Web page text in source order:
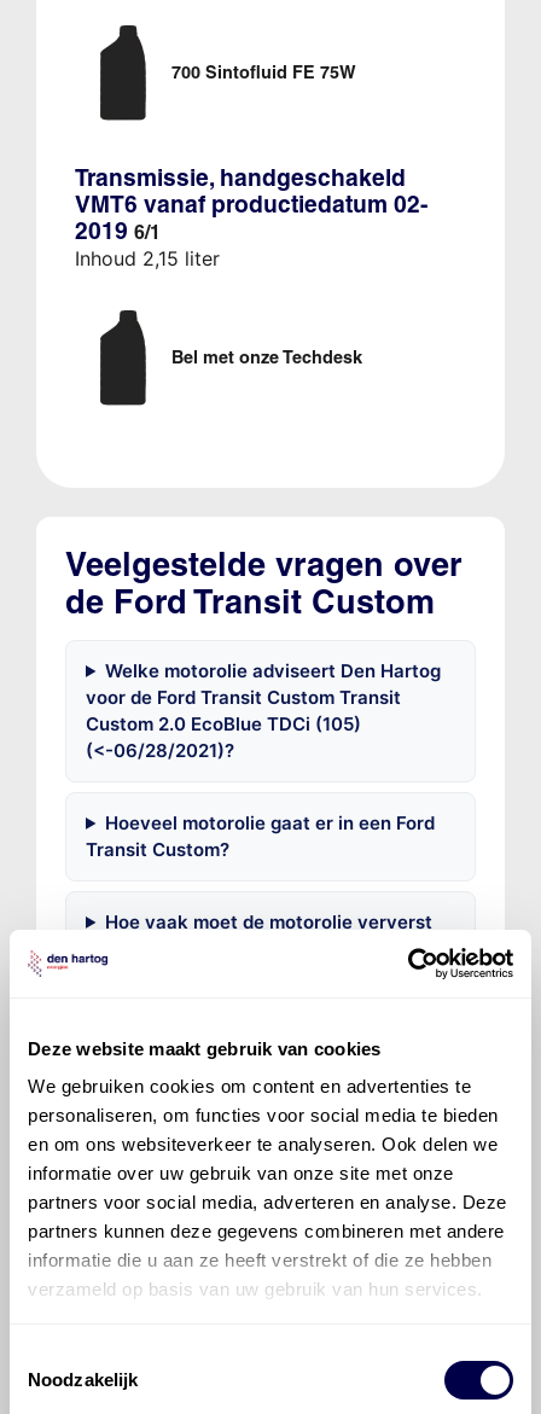
Deze website maakt gebruik van cookies
We gebruiken cookies om content en advertenties te
personaliseren, om functies voor social media te bieden
en om ons websiteverkeer te analyseren. Ook delen we
informatie over uw gebruik van onze site met onze
partners voor social media, adverteren en analyse. Deze
partners kunnen deze gegevens combineren met andere
informatie die u aan ze heeft verstrekt of die ze hebben
verzameld op basis van uw gebruik van hun services.
Noodzakelijk
700 Sintofluid FE 75W
Transmissie, handgeschakeld
VMT6 vanaf productiedatum 02-
2019 6/1
Inhoud 2,15 liter
Bel met onze Techdesk
Veelgestelde vragen over
de Ford Transit Custom
Welke motorolie adviseert Den Hartog
voor de Ford Transit Custom Transit
Custom 2.0 EcoBlue TDCi (105)
(<-06/28/2021)?
Hoeveel motorolie gaat er in een Ford
Transit Custom?
Hoe vaak moet de motorolie ververst
worden bij een Ford Transit Custom?
Transit Custom is productadvies
beschikbaar?
©OlyslagerAlle rechten voorbehouden. Deze
informatie mag noch geheel noch gedeeltelijk worden
voorafgaande schriftelijke toestemming van Olyslager
Organisation B.V. Hoewel alles in het werk is gesteld